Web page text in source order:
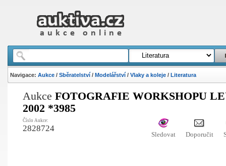
Navigace: Aukce/ Sběratelství/ Modelářství/ Vlaky a koleje/ Literatura
Aukce FOTOGRAFIE WORKSHOPU
2002 *3985
Číslo Aukce:
2828724
Sledovat Doporučit